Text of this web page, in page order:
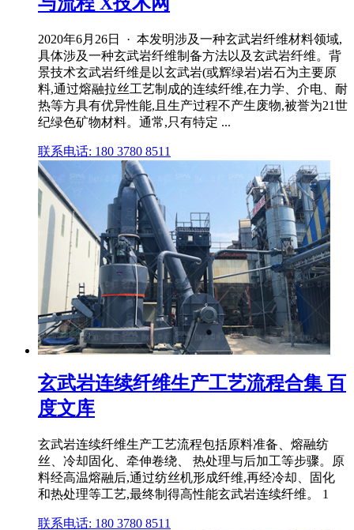
2020年6月26日 · 本发明涉及一种玄武岩纤维材料领域,
具体涉及一种玄武岩纤维制备方法以及玄武岩纤维。背
景技术玄武岩纤维是以玄武岩(或辉绿岩)岩石为主要原
料,通过熔融拉丝工艺制成的连续纤维,在力学、介电、耐
热等方具有优异性能,且生产过程不产生废物,被誉为21世
纪绿色矿物材料。通常,只有特定 ...
联系电话: 180 3780 8511
玄武岩连续纤维生产工艺流程合集 百
度文库
玄武岩连续纤维生产工艺流程包括原料准备、熔融纺
丝、冷却固化、牵伸卷绕、 热处理与后加工等步骤。原
料经高温熔融后,通过纺丝机形成纤维,再经冷却、固化
和热处理等工艺,最终制得高性能玄武岩连续纤维。 1
联系电话: 180 3780 8511